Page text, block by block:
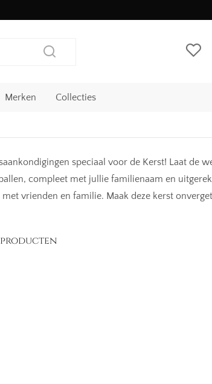
Merken Collecties
speciaal voor de Kerst! Laat de
compleet met jullie familienaam en
vrienden en familie. Maak deze kerst